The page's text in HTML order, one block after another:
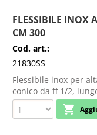
FLESSIBILE INOX
CM 300
Cod. art.:
21830SS
Flessibile inox per
conico da ff 1/2,